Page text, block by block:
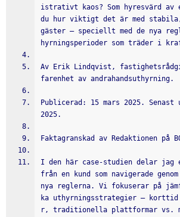
istrativt kaos? Som hyresvärd av
du hur viktigt det är med
gäster – speciellt med de nya
hyrningsperioder som träder i
Av Erik Lindqvist,
farenhet av andrahandsuthyrning.
Publicerad: 15 mars 2025. Senast
2025.
Faktagranskad av Redaktionen på
I den här case-studien delar
från en kund som navigerade
nya reglerna. Vi fokuserar på
ka uthyrningsstrategier –
r, traditionella plattformar vs.